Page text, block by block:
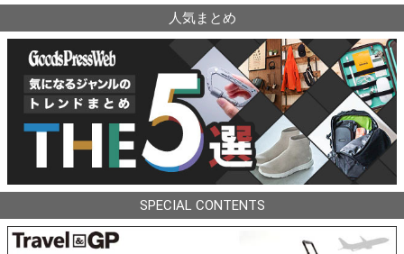
人気まとめ
SPECIAL CONTENTS